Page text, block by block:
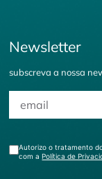
Newsletter
subscreva a nossa
Autorizo o tratamento
com aPolítica de